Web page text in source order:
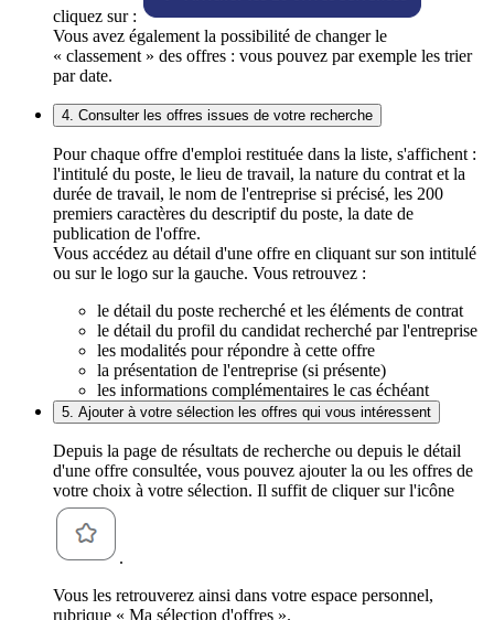
cliquez sur :
Vous avez également la possibilité de changer le
« classement » des offres : vous pouvez par exemple les trier
par date.
4. Consulter les offres issues de votre recherche
Pour chaque offre d'emploi restituée dans la liste, s'affichent :
l'intitulé du poste, le lieu de travail, la nature du contrat et la
durée de travail, le nom de l'entreprise si précisé, les 200
premiers caractères du descriptif du poste, la date de
publication de l'offre.
Vous accédez au détail d'une offre en cliquant sur son intitulé
ou sur le logo sur la gauche. Vous retrouvez :
le détail du poste recherché et les éléments de contrat
le détail du profil du candidat recherché par l'entreprise
les modalités pour répondre à cette offre
la présentation de l'entreprise (si présente)
les informations complémentaires le cas échéant
5. Ajouter à votre sélection les offres qui vous intéressent
Depuis la page de résultats de recherche ou depuis le détail
d'une offre consultée, vous pouvez ajouter la ou les offres de
votre choix à votre sélection. Il suffit de cliquer sur l'icône
.
Vous les retrouverez ainsi dans votre espace personnel,
rubrique « Ma sélection d'offres ».